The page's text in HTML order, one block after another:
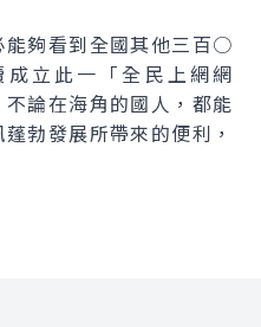
夠看到全國其他三百○
立此一「全民上網網
論在海角的國人，都能
勃發展所帶來的便利，